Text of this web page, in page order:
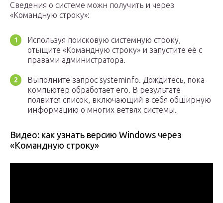
Сведения о системе можн получить и через
«Командную строку»:
Используя поисковую системную строку,
отыщите «Командную строку» и запустите её с
правами администратора.
Выполните запрос systeminfo. Дождитесь, пока
компьютер обработает его. В результате
появится список, включающий в себя обширную
информацию о многих ветвях системы.
Видео: как узнать версию Windows через
«Командную строку»